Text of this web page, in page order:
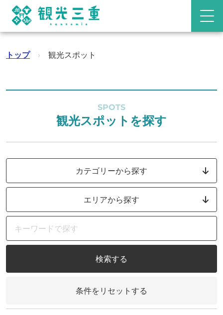
トップ › 観光スポット
SPOTS
観光スポットを探す
カテゴリーから探す
エリアから探す
検索する
条件をリセットする